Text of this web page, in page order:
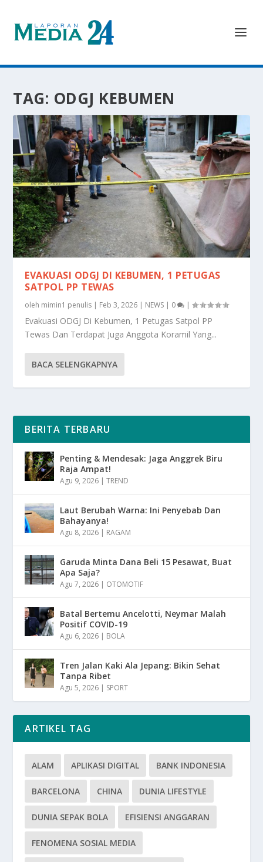
TAG: ODGJ KEBUMEN
EVAKUASI ODGJ DI KEBUMEN, 1 PETUGAS
SATPOL PP TEWAS
oleh mimin1 penulis | Feb 3, 2026 | NEWS | 0 |
Evakuasi ODGJ Di Kebumen, 1 Petugas Satpol PP
Tewas Dan Terdapat Juga Anggota Koramil Yang...
BACA SELENGKAPNYA
BERITA TERBARU
Penting & Mendesak: Jaga Anggrek Biru
Raja Ampat!
Agu 9, 2026 |TREND
Laut Berubah Warna: Ini Penyebab Dan
Bahayanya!
Agu 8, 2026 | RAGAM
Garuda Minta Dana Beli 15 Pesawat, Buat
Apa Saja?
Agu 7, 2026 | OTOMOTIF
Batal Bertemu Ancelotti, Neymar Malah
Positif COVID-19
Agu 6, 2026 | BOLA
Tren Jalan Kaki Ala Jepang: Bikin Sehat
Tanpa Ribet
Agu 5, 2026 | SPORT
ARTIKEL TAG
ALAM APLIKASI DIGITAL BANK INDONESIA
BARCELONA CHINA DUNIA LIFESTYLE
DUNIA SEPAK BOLA EFISIENSI ANGGARAN
FENOMENA SOSIAL MEDIA